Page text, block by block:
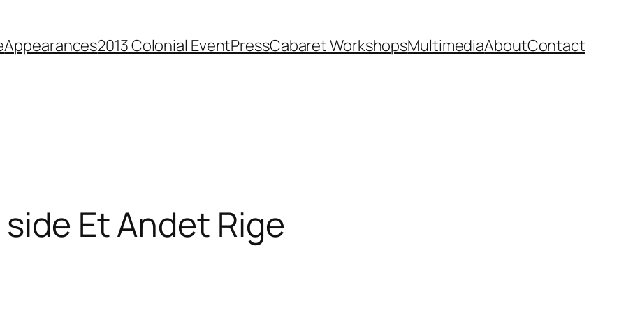
Appearances2013 Colonial EventPressCabaret WorkshopsMultimediaAboutContact
Et Andet Rige